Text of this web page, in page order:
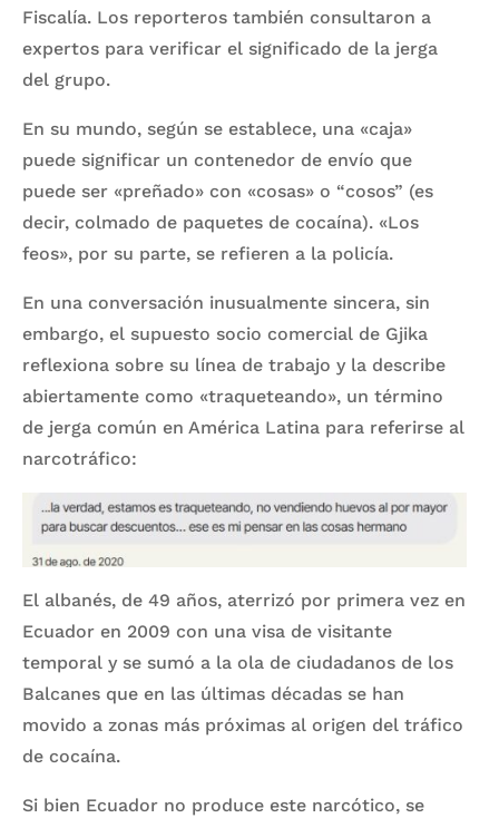
Fiscalía. Los reporteros también consultaron a
expertos para verificar el significado de la jerga
del grupo.
En su mundo, según se establece, una «caja»
puede significar un contenedor de envío que
puede ser «preñado» con «cosas» o “cosos” (es
decir, colmado de paquetes de cocaína). «Los
feos», por su parte, se refieren a la policía.
En una conversación inusualmente sincera, sin
embargo, el supuesto socio comercial de Gjika
reflexiona sobre su línea de trabajo y la describe
abiertamente como «traqueteando», un término
de jerga común en América Latina para referirse al
narcotráfico:
El albanés, de 49 años, aterrizó por primera vez en
Ecuador en 2009 con una visa de visitante
temporal y se sumó a la ola de ciudadanos de los
Balcanes que en las últimas décadas se han
movido a zonas más próximas al origen del tráfico
de cocaína.
Si bien Ecuador no produce este narcótico, se